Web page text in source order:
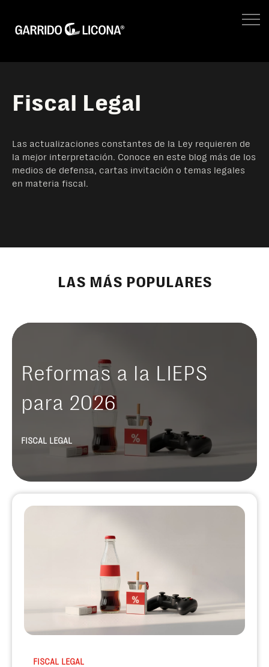
FISCAL LEGAL
No hay
Fiscal Legal
Las actualizaciones constantes de la Ley requieren de
la mejor interpretación. Conoce en este blog más de los
medios de defensa, cartas invitación o temas legales
en materia fiscal.
LAS MÁS POPULARES
Reformas a la LIEPS
para 2026
FISCAL LEGAL
FISCAL LEGAL